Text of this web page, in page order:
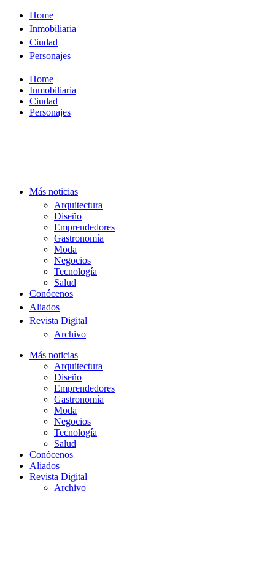
contenido
Home
Inmobiliaria
Ciudad
Personajes
Home
Inmobiliaria
Ciudad
Personajes
Más noticias
Arquitectura
Diseño
Emprendedores
Gastronomía
Moda
Negocios
Tecnología
Salud
Conócenos
Aliados
Revista Digital
Archivo
Más noticias
Arquitectura
Diseño
Emprendedores
Gastronomía
Moda
Negocios
Tecnología
Salud
Conócenos
Aliados
Revista Digital
Archivo